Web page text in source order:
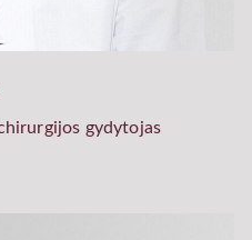
gydytojas